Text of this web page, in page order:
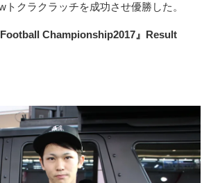
トクラクラッチを成功させ優勝した。
Football Championship2017』Result